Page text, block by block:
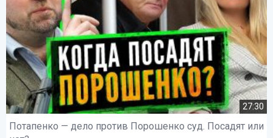
27:30
Потапенко — дело против Порошенко суд. Посадят или